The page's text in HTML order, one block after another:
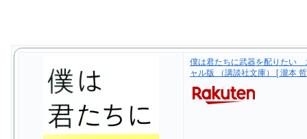
僕は君たちに武器を配りたい
ャル版 （講談社文庫） [ 瀧本